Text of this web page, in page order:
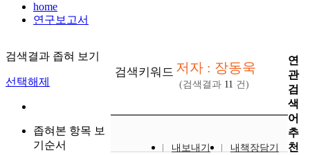
home
연구보고서
검색결과 좁혀 보기
선택해제
좁혀본 항목 보
기순서
검색키워드 저자 : 장동욱
(검색결과 11 건)
내보내기
내책장담기
연
관
검
색
어
추
천